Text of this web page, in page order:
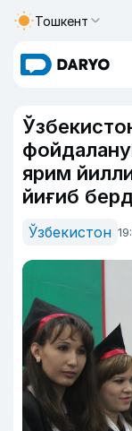
Тошкент
ярим
йиғиб
Ўзбекистон